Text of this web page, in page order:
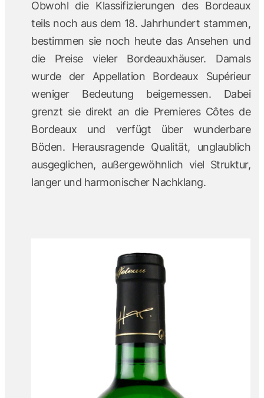
Obwohl die Klassifizierungen des Bordeaux
teils noch aus dem 18. Jahrhundert stammen,
bestimmen sie noch heute das Ansehen und
die Preise vieler Bordeauxhäuser. Damals
wurde der Appellation Bordeaux Supérieur
weniger Bedeutung beigemessen. Dabei
grenzt sie direkt an die Premieres Côtes de
Bordeaux und verfügt über wunderbare
Böden. Herausragende Qualität, unglaublich
ausgeglichen, außergewöhnlich viel Struktur,
langer und harmonischer Nachklang.